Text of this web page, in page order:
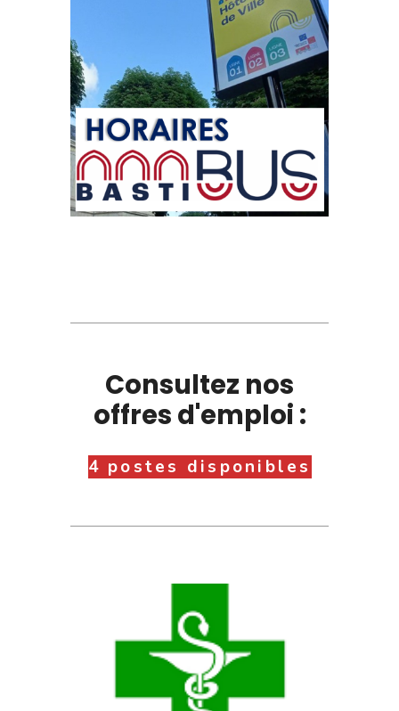
Consultez nos
offres d'emploi :
4 postes disponibles